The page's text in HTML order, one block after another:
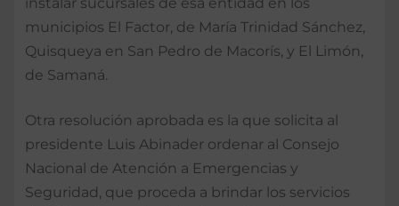
municipios El Factor, de María Trinidad Sánchez,
Quisqueya en San Pedro de Macorís, y El Limón,
de Samaná.
Otra resolución aprobada es la que solicita al
presidente Luis Abinader ordenar al Consejo
Nacional de Atención a Emergencias y
Seguridad, que proceda a brindar los servicios